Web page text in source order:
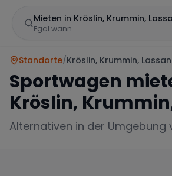
Mieten in Kröslin, Krummin,
Egal wann
Standorte/Kröslin, Krummin, Lassan
Sportwagen
Kröslin,
Alternativen in der Umgebung